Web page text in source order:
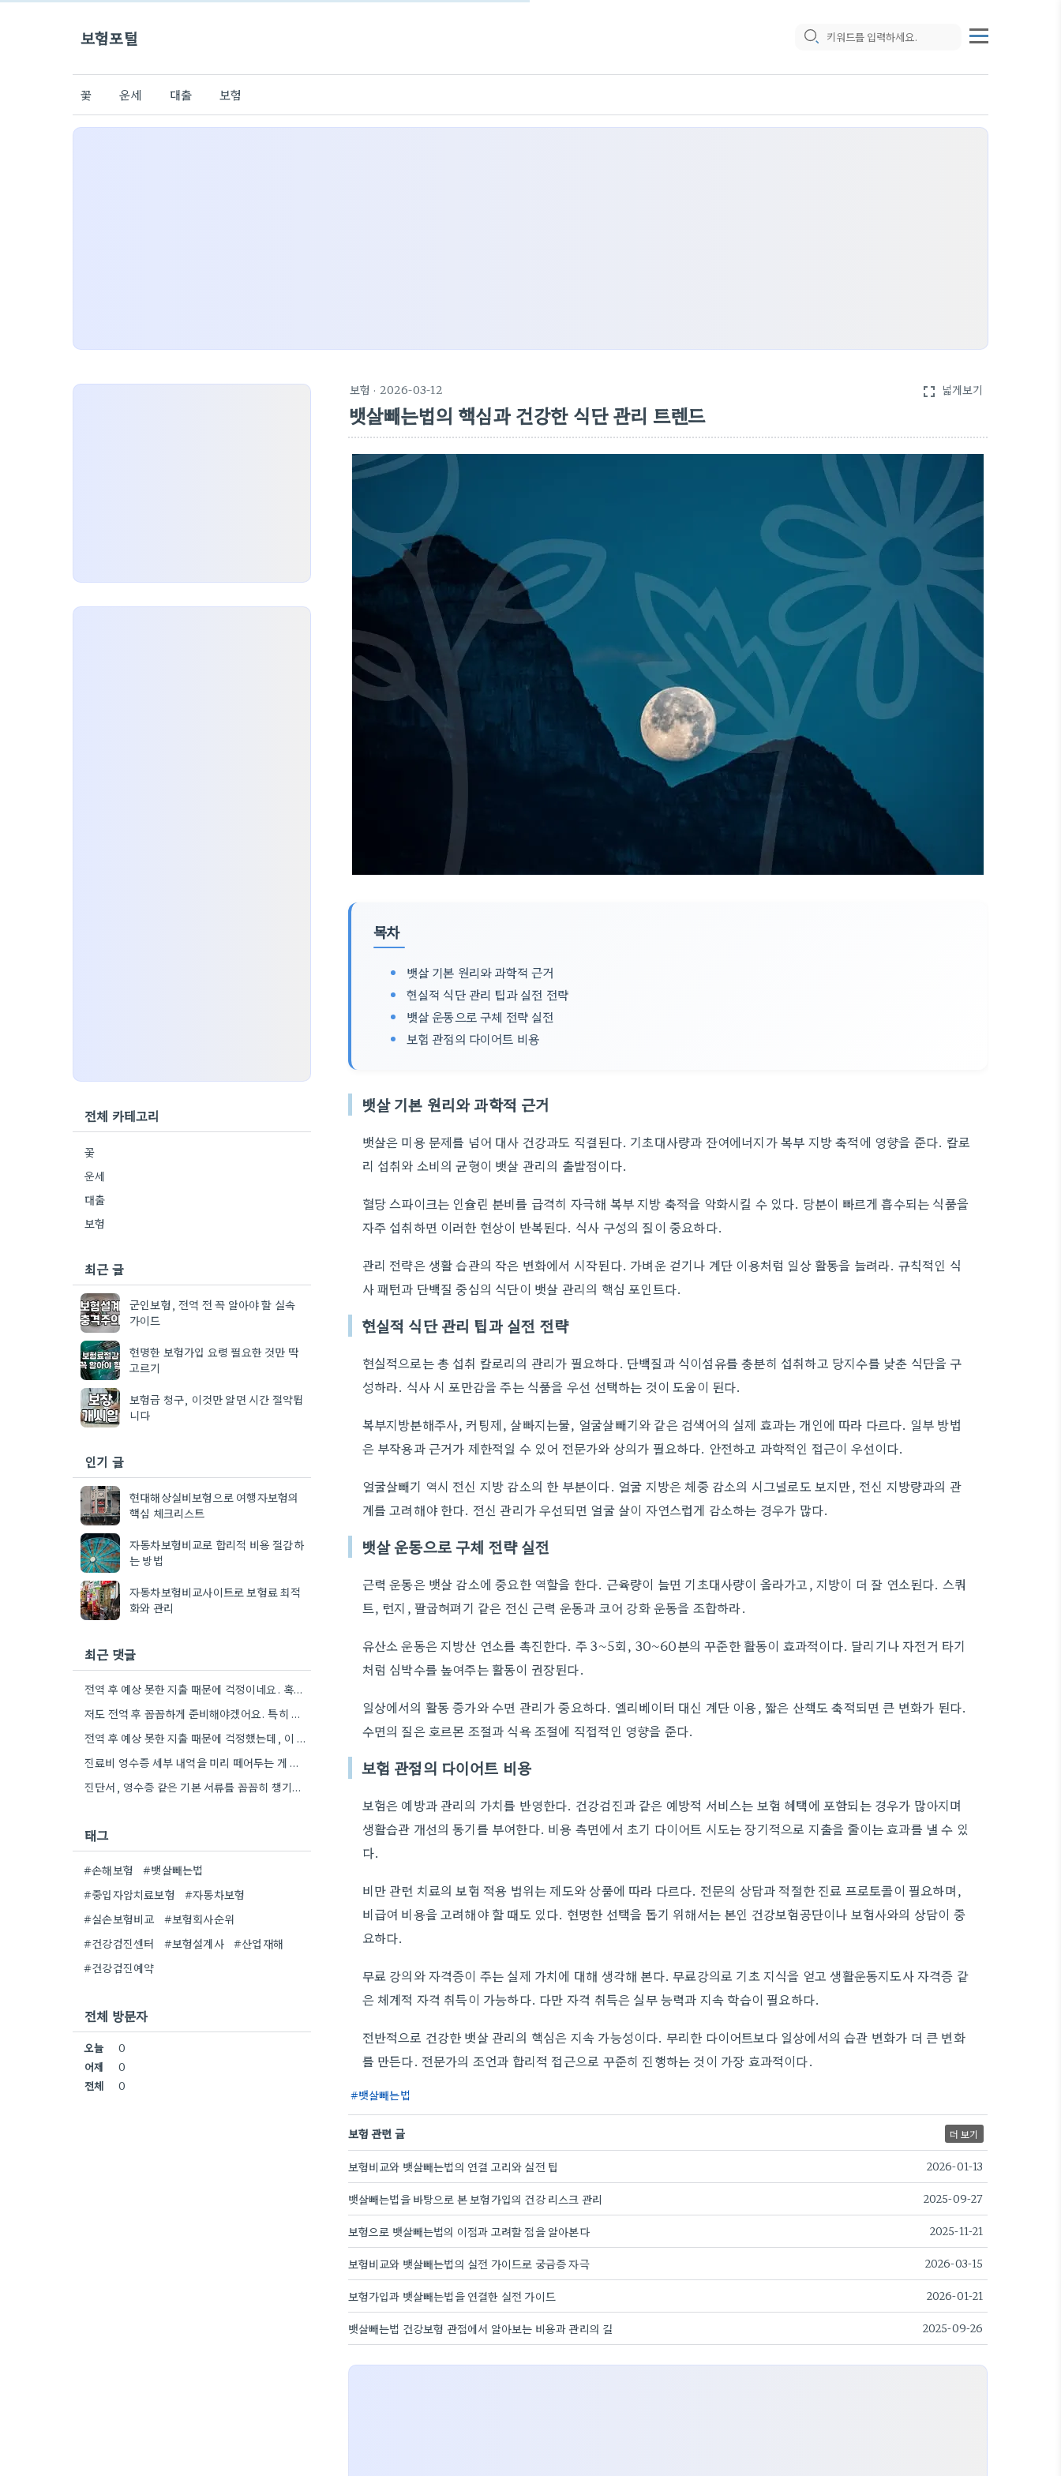
보험포털
꽃 운세 대출 보험
보험 · 2026-03-12 fullscreen 넓게보기
뱃살빼는법의 핵심과 건강한 식단 관리 트렌드
목차
뱃살 기본 원리와 과학적 근거
현실적 식단 관리 팁과 실전 전략
뱃살 운동으로 구체 전략 실전
보험 관점의 다이어트 비용
뱃살 기본 원리와 과학적 근거
뱃살은 미용 문제를 넘어 대사 건강과도 직결된다. 기초대사량과 잔여에너지가 복부 지방 축적에 영향을 준다. 칼로
리 섭취와 소비의 균형이 뱃살 관리의 출발점이다.
혈당 스파이크는 인슐린 분비를 급격히 자극해 복부 지방 축적을 악화시킬 수 있다. 당분이 빠르게 흡수되는 식품을
자주 섭취하면 이러한 현상이 반복된다. 식사 구성의 질이 중요하다.
관리 전략은 생활 습관의 작은 변화에서 시작된다. 가벼운 걷기나 계단 이용처럼 일상 활동을 늘려라. 규칙적인 식
사 패턴과 단백질 중심의 식단이 뱃살 관리의 핵심 포인트다.
현실적 식단 관리 팁과 실전 전략
현실적으로는 총 섭취 칼로리의 관리가 필요하다. 단백질과 식이섬유를 충분히 섭취하고 당지수를 낮춘 식단을 구
성하라. 식사 시 포만감을 주는 식품을 우선 선택하는 것이 도움이 된다.
복부지방분해주사, 커팅제, 살빠지는물, 얼굴살빼기와 같은 검색어의 실제 효과는 개인에 따라 다르다. 일부 방법
은 부작용과 근거가 제한적일 수 있어 전문가와 상의가 필요하다. 안전하고 과학적인 접근이 우선이다.
얼굴살빼기 역시 전신 지방 감소의 한 부분이다. 얼굴 지방은 체중 감소의 시그널로도 보지만, 전신 지방량과의 관
계를 고려해야 한다. 전신 관리가 우선되면 얼굴 살이 자연스럽게 감소하는 경우가 많다.
뱃살 운동으로 구체 전략 실전
근력 운동은 뱃살 감소에 중요한 역할을 한다. 근육량이 늘면 기초대사량이 올라가고, 지방이 더 잘 연소된다. 스쿼
트, 런지, 팔굽혀펴기 같은 전신 근력 운동과 코어 강화 운동을 조합하라.
유산소 운동은 지방산 연소를 촉진한다. 주 3~5회, 30~60분의 꾸준한 활동이 효과적이다. 달리기나 자전거 타기
처럼 심박수를 높여주는 활동이 권장된다.
일상에서의 활동 증가와 수면 관리가 중요하다. 엘리베이터 대신 계단 이용, 짧은 산책도 축적되면 큰 변화가 된다.
수면의 질은 호르몬 조절과 식욕 조절에 직접적인 영향을 준다.
보험 관점의 다이어트 비용
보험은 예방과 관리의 가치를 반영한다. 건강검진과 같은 예방적 서비스는 보험 혜택에 포함되는 경우가 많아지며
생활습관 개선의 동기를 부여한다. 비용 측면에서 초기 다이어트 시도는 장기적으로 지출을 줄이는 효과를 낼 수 있
다.
비만 관련 치료의 보험 적용 범위는 제도와 상품에 따라 다르다. 전문의 상담과 적절한 진료 프로토콜이 필요하며,
비급여 비용을 고려해야 할 때도 있다. 현명한 선택을 돕기 위해서는 본인 건강보험공단이나 보험사와의 상담이 중
요하다.
무료 강의와 자격증이 주는 실제 가치에 대해 생각해 본다. 무료강의로 기초 지식을 얻고 생활운동지도사 자격증 같
은 체계적 자격 취득이 가능하다. 다만 자격 취득은 실무 능력과 지속 학습이 필요하다.
전반적으로 건강한 뱃살 관리의 핵심은 지속 가능성이다. 무리한 다이어트보다 일상에서의 습관 변화가 더 큰 변화
를 만든다. 전문가의 조언과 합리적 접근으로 꾸준히 진행하는 것이 가장 효과적이다.
뱃살빼는법
보험 관련 글 더 보기
보험비교와 뱃살빼는법의 연결 고리와 실전 팁 2026-01-13
뱃살빼는법을 바탕으로 본 보험가입의 건강 리스크 관리 2025-09-27
보험으로 뱃살빼는법의 이점과 고려할 점을 알아본다 2025-11-21
보험비교와 뱃살빼는법의 실전 가이드로 궁금증 자극 2026-03-15
보험가입과 뱃살빼는법을 연결한 실전 가이드 2026-01-21
뱃살빼는법 건강보험 관점에서 알아보는 비용과 관리의 길 2025-09-26
전체 카테고리
꽃
운세
대출
보험
최근 글
군인보험, 전역 전 꼭 알아야 할 실속
가이드
현명한 보험가입 요령 필요한 것만 딱
고르기
보험금 청구, 이것만 알면 시간 절약됩
니다
인기 글
현대해상실비보험으로 여행자보험의
핵심 체크리스트
자동차보험비교로 합리적 비용 절감하
는 방법
자동차보험비교사이트로 보험료 최적
화와 관리
최근 댓글
전역 후 예상 못한 지출 때문에 걱정이네요. 혹시 소액 보험 비교 사이트를 이용해 보셨나요?
저도 전역 후 꼼꼼하게 준비해야겠어요. 특히 보장 내용은 꼼꼼히 비교해봐야겠습니다.
전역 후 예상 못한 지출 때문에 걱정했는데, 이 가이드라인 덕분에 꼼꼼하게 준비할 수 있을 것…
진료비 영수증 세부 내역을 미리 떼어두는 게 좋겠네요. 저도 비슷한 경험 때문에 시간 낭비했었거든요.
진단서, 영수증 같은 기본 서류를 꼼꼼히 챙기는 게 정말 중요하네요. 제가 청구할 때도 깜빡하고 다시…
태그
#손해보험
#뱃살빼는법
#중입자암치료보험
#자동차보험
#실손보험비교
#보험회사순위
#건강검진센터
#보험설계사
#산업재해
#건강검진예약
전체 방문자
오늘
0
어제
0
전체
0